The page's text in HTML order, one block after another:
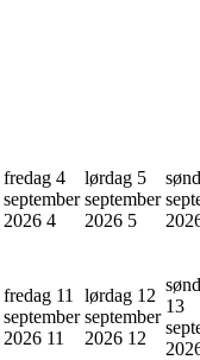
fredag 4
september
2026 4
lørdag 5
september
2026 5
fredag 11
september
2026 11
lørdag 12
september
2026 12
13